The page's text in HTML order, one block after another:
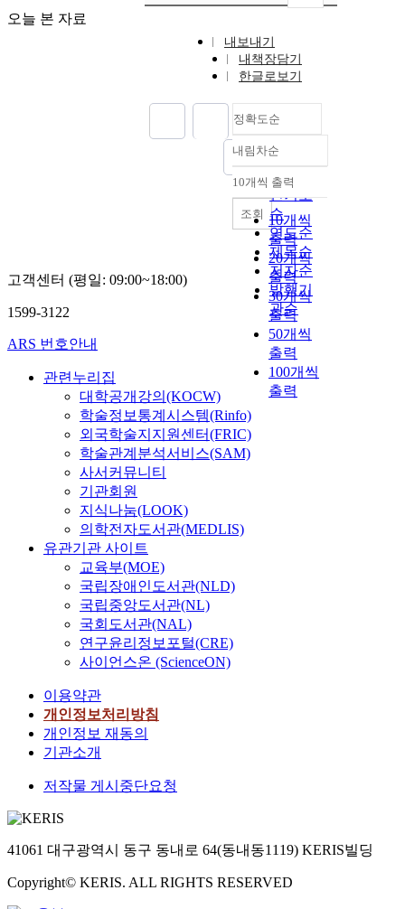
오늘 본 자료
내보내기
내책장담기
한글로보기
정확도순
정확도
순
인기도
순
연도순
제목순
저자순
발행기
관순
내림차순
내림차순
10개씩 출력
10개씩
출력
20개씩
출력
30개씩
출력
50개씩
출력
100개씩
출력
조회
고객센터 (평일: 09:00~18:00)
1599-3122
ARS 번호안내
관련누리집
대학공개강의(KOCW)
학술정보통계시스템(Rinfo)
외국학술지지원센터(FRIC)
학술관계분석서비스(SAM)
사서커뮤니티
기관회원
지식나눔(LOOK)
의학전자도서관(MEDLIS)
유관기관 사이트
교육부(MOE)
국립장애인도서관(NLD)
국립중앙도서관(NL)
국회도서관(NAL)
연구윤리정보포털(CRE)
사이언스온 (ScienceON)
이용약관
개인정보처리방침
개인정보 재동의
기관소개
저작물 게시중단요청
41061 대구광역시 동구 동내로 64(동내동1119) KERIS빌딩
Copyright© KERIS. ALL RIGHTS RESERVED